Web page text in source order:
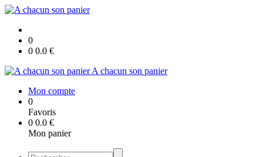
0
0 0.0 €
A chacun son panier
Mon compte
0
Favoris
0 0.0 €
Mon panier